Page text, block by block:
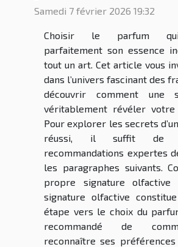
Samedi 7 février 2026 19:32
Choisir le parfum
parfaitement son essence
tout un art. Cet article vous
dans l’univers fascinant des
découvrir comment une
véritablement révéler votre
Pour explorer les secrets
réussi, il suffit de
recommandations expertes
les paragraphes suivants.
propre signature olfactive
signature olfactive
étape vers le choix du
recommandé de
reconnaître ses